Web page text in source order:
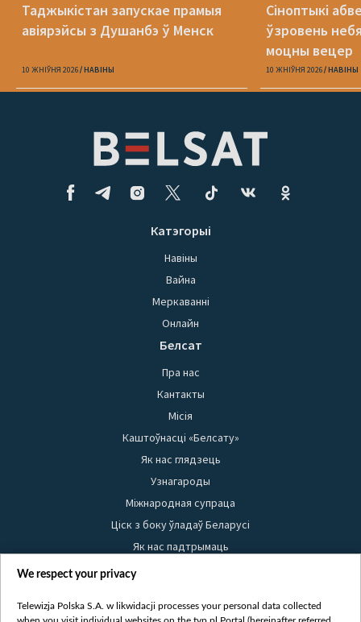
Таджыкістан запускае прамыя
авіярэйсы з Душанбэ ў Менск
10 ЖНІЎНЯ 2026 НАВІНЫ
Сіноптыкі
ўзровень
моцны вецер
10 ЖНІЎНЯ 2026 НАВІНЫ
Катэгорыі
Навіны
Вайна
Меркаванні
Онлайн
Белсат
Пра нас
Кантакты
Місія
Каштоўнасці «Белсату»
Як нас глядзець
Узнагароды
Міжнародная супраца
Ціск з боку ўладаў Беларусі
Як нас падтрымаць
Правілы выкарыстання матэрыялаў
Бяспека
We respect your privacy
Telewizja Polska S.A. w likwidacji processes your personal data collected